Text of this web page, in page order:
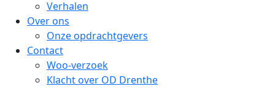
Verhalen
Over ons
Onze opdrachtgevers
Contact
Woo-verzoek
Klacht over OD Drenthe